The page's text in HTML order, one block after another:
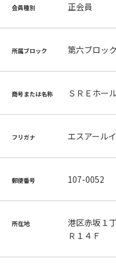
会員種別 正会員
所属ブロック 第六ブロック
商号または名称 ＳＲＥホー
フリガナ エスアール
郵便番号 107-0052
所在地
港区赤坂１
Ｒ１４Ｆ